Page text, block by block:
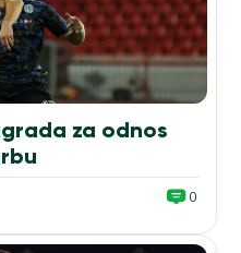
za odnos
0